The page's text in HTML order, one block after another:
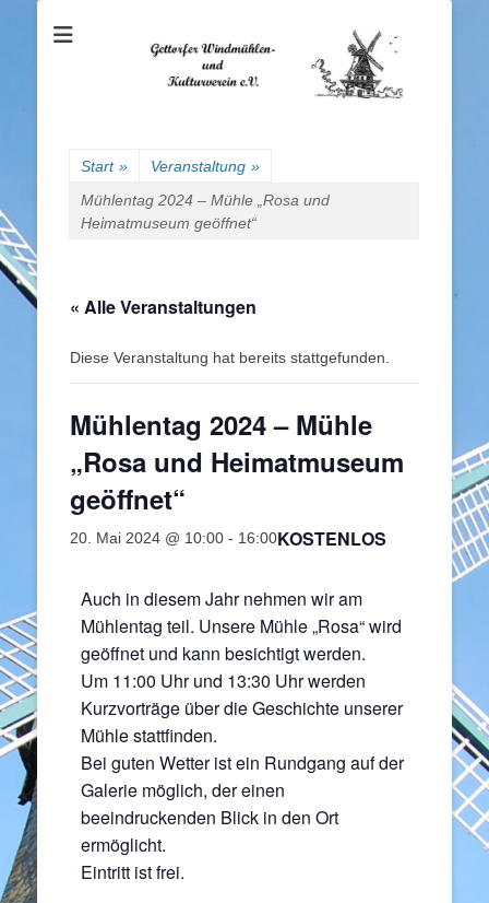
Gettorfer
Windmühlen- und
Kulturverein e.V.
Start » Veranstaltung »
Mühlentag 2024 – Mühle „Rosa und
Heimatmuseum geöffnet“
« Alle Veranstaltungen
Diese Veranstaltung hat bereits stattgefunden.
Mühlentag 2024 – Mühle
„Rosa und Heimatmuseum
geöffnet“
20. Mai 2024 @ 10:00 - 16:00KOSTENLOS
Auch in diesem Jahr nehmen wir am
Mühlentag teil. Unsere Mühle „Rosa“ wird
geöffnet und kann besichtigt werden.
Um 11:00 Uhr und 13:30 Uhr werden
Kurzvorträge über die Geschichte unserer
Mühle stattfinden.
Bei guten Wetter ist ein Rundgang auf der
Galerie möglich, der einen
beeindruckenden Blick in den Ort
ermöglicht.
Eintritt ist frei.